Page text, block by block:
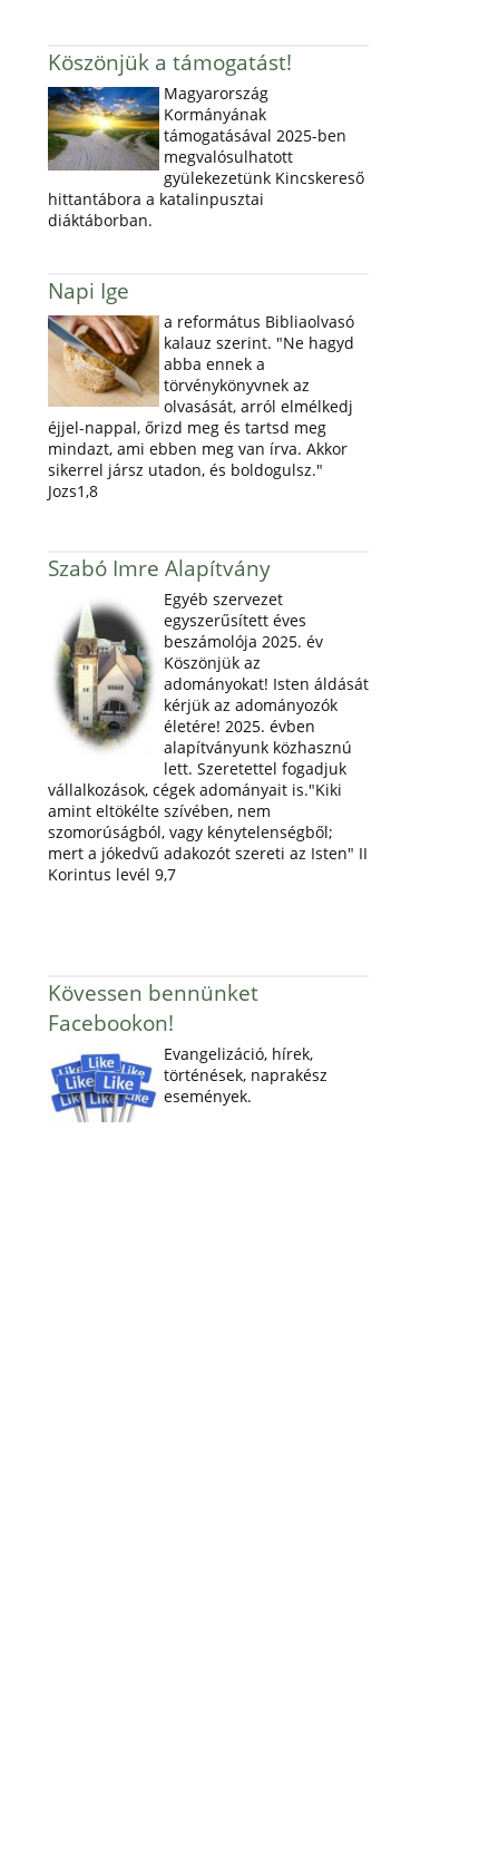
Köszönjük a támogatást!
Magyarország
Kormányának
támogatásával 2025-ben
megvalósulhatott
gyülekezetünk Kincskereső
hittantábora a katalinpusztai
diáktáborban.
Napi Ige
a református Bibliaolvasó
kalauz szerint. "Ne hagyd
abba ennek a
törvénykönyvnek az
olvasását, arról elmélkedj
éjjel-nappal, őrizd meg és tartsd meg
mindazt, ami ebben meg van írva. Akkor
sikerrel jársz utadon, és boldogulsz."
Jozs1,8
Szabó Imre Alapítvány
Egyéb szervezet
egyszerűsített éves
beszámolója 2025. év
Köszönjük az
adományokat! Isten áldását
kérjük az adományozók
életére! 2025. évben
alapítványunk közhasznú
lett. Szeretettel fogadjuk
vállalkozások, cégek adományait is."Kiki
amint eltökélte szívében, nem
szomorúságból, vagy kénytelenségből;
mert a jókedvű adakozót szereti az Isten" II
Korintus levél 9,7
Kövessen bennünket
Facebookon!
Evangelizáció, hírek,
történések, naprakész
események.